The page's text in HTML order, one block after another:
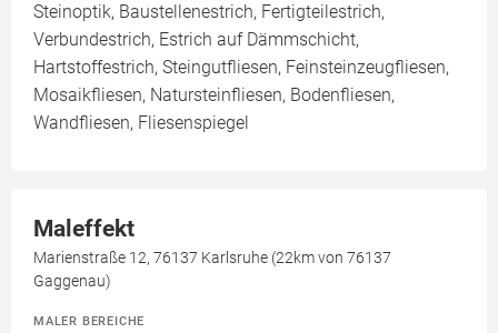
Steinoptik, Baustellenestrich, Fertigteilestrich,
Verbundestrich, Estrich auf Dämmschicht,
Hartstoffestrich, Steingutfliesen, Feinsteinzeugfliesen,
Mosaikfliesen, Natursteinfliesen, Bodenfliesen,
Wandfliesen, Fliesenspiegel
Maleffekt
Marienstraße 12, 76137 Karlsruhe (22km von 76137
Gaggenau)
MALER BEREICHE